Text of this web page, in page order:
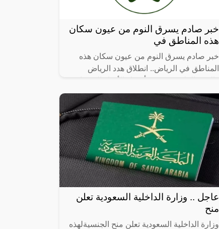
خبر صادم يسرق النوم من عيون سكان
هذه المناطق في
خبر صادم يسرق النوم من عيون سكان هذه
المناطق في الرياض.. انطلاق هدد الرياض
التي سيتم إزالتها، حيث أن أماكن إزالة
عاجل .. وزارة الداخلية السعودية تعلن
منح
وزارة الداخلية السعودية تعلن منح الجنسيةلهذه